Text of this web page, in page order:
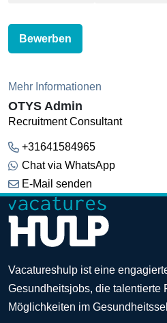
Bewerben
Mehr Informationen
OTYS Admin
Recruitment Consultant
+31641584965
Chat via WhatsApp
E-Mail senden
Vacatureshulp ist eine
Gesundheitsjobs, die talentierte
Möglichkeiten im